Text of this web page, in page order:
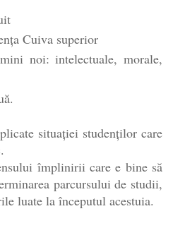
Cuiva superior
noi: intelectuale, morale,
situației studenților care
împlinirii care e bine să
parcursului de studii,
luate la începutul acestuia.